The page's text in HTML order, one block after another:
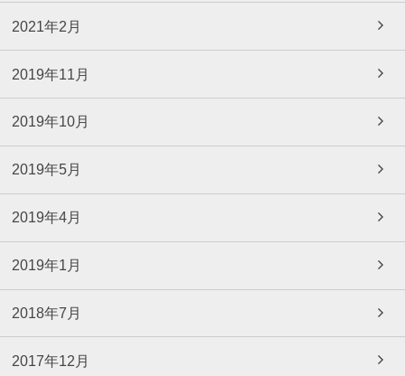
2021年2月
2019年11月
2019年10月
2019年5月
2019年4月
2019年1月
2018年7月
2017年12月